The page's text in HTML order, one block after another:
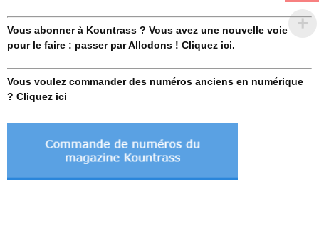
Vous abonner à Kountrass ? Vous avez une nouvelle voie
pour le faire : passer par Allodons ! Cliquez ici.
Vous voulez commander des numéros anciens en numérique
? Cliquez ici